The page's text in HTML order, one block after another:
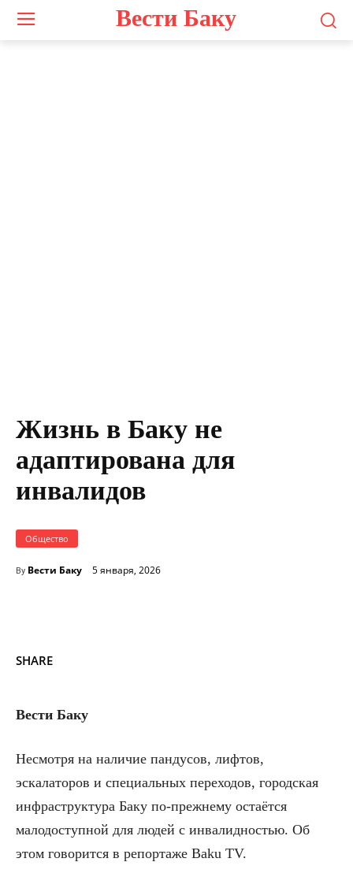
Вести Баку
Жизнь в Баку не
адаптирована для
инвалидов
Общество
By Вести Баку 5 января, 2026
SHARE
Вести Баку
Несмотря на наличие пандусов, лифтов,
эскалаторов и специальных переходов, городская
инфраструктура Баку по-прежнему остаётся
малодоступной для людей с инвалидностью. Об
этом говорится в репортаже Baku TV.